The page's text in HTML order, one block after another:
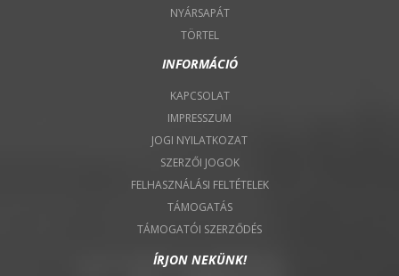
NYÁRSAPÁT
TÖRTEL
INFORMÁCIÓ
KAPCSOLAT
IMPRESSZUM
JOGI NYILATKOZAT
SZERZŐI JOGOK
FELHASZNÁLÁSI FELTÉTELEK
TÁMOGATÁS
TÁMOGATÓI SZERZŐDÉS
ÍRJON NEKÜNK!